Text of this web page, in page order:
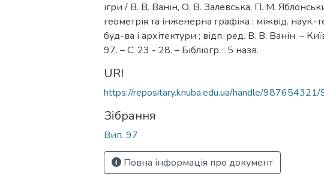
ігри / В. В. Ванін, О. В. Залевська, П. М.
геометрія та інженерна графіка : міжвід. наук.-
буд-ва і архітектури ; відп. ред. В. В. Ванін. –
97. – С. 23 - 28. – Бібліогр. : 5 назв.
URI
https://repositary.knuba.edu.ua/handle/
Зібрання
Вип. 97
Повна інформація про документ